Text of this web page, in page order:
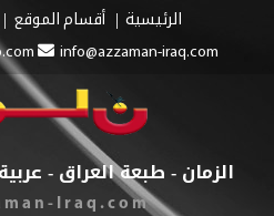
الرئيسية أقسام الموقع
info@azzaman-iraq.com
الزمان - طبعة العراق -
Iraq.com